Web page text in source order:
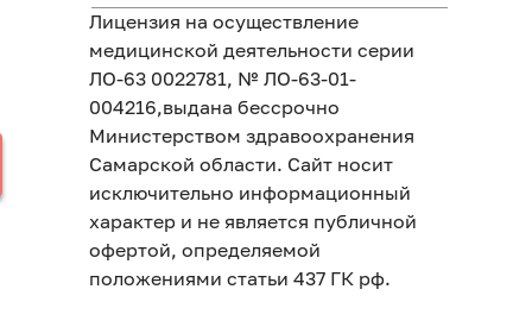
Лицензия на осуществление
медицинской деятельности серии
ЛО-63 0022781, № ЛО-63-01-
004216,выдана бессрочно
Министерством здравоохранения
Самарской области. Cайт носит
исключительно информационный
характер и не является публичной
офертой, определяемой
положениями статьи 437 ГК рф.